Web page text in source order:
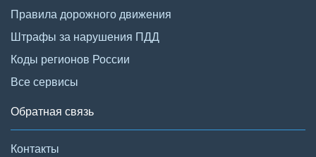
Правила дорожного движения
Штрафы за нарушения ПДД
Коды регионов России
Все сервисы
Обратная связь
Контакты